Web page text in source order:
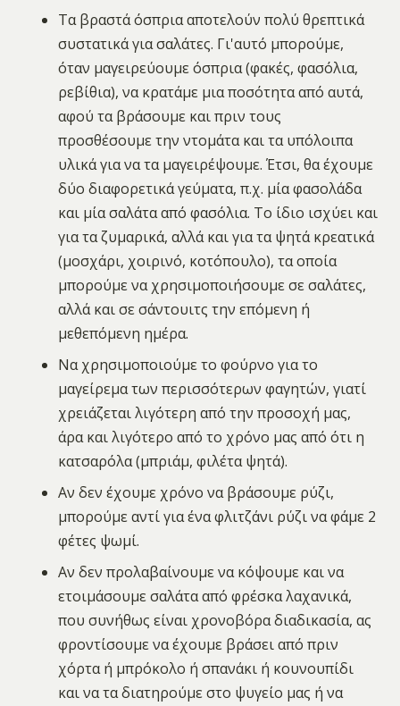
Τα βραστά όσπρια αποτελούν πολύ θρεπτικά
συστατικά για σαλάτες. Γι'αυτό μπορούμε,
όταν μαγειρεύουμε όσπρια (φακές, φασόλια,
ρεβίθια), να κρατάμε μια ποσότητα από αυτά,
αφού τα βράσουμε και πριν τους
προσθέσουμε την ντομάτα και τα υπόλοιπα
υλικά για να τα μαγειρέψουμε. Έτσι, θα έχουμε
δύο διαφορετικά γεύματα, π.χ. μία φασολάδα
και μία σαλάτα από φασόλια. Το ίδιο ισχύει και
για τα ζυμαρικά, αλλά και για τα ψητά κρεατικά
(μοσχάρι, χοιρινό, κοτόπουλο), τα οποία
μπορούμε να χρησιμοποιήσουμε σε σαλάτες,
αλλά και σε σάντουιτς την επόμενη ή
μεθεπόμενη ημέρα.
Να χρησιμοποιούμε το φούρνο για το
μαγείρεμα των περισσότερων φαγητών, γιατί
χρειάζεται λιγότερη από την προσοχή μας,
άρα και λιγότερο από το χρόνο μας από ότι η
κατσαρόλα (μπριάμ, φιλέτα ψητά).
Αν δεν έχουμε χρόνο να βράσουμε ρύζι,
μπορούμε αντί για ένα φλιτζάνι ρύζι να φάμε 2
φέτες ψωμί.
Αν δεν προλαβαίνουμε να κόψουμε και να
ετοιμάσουμε σαλάτα από φρέσκα λαχανικά,
που συνήθως είναι χρονοβόρα διαδικασία, ας
φροντίσουμε να έχουμε βράσει από πριν
χόρτα ή μπρόκολο ή σπανάκι ή κουνουπίδι
και να τα διατηρούμε στο ψυγείο μας ή να